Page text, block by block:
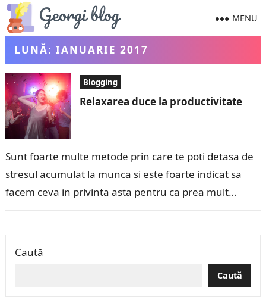
MENU
LUNĂ: IANUARIE 2017
Blogging
Relaxarea duce la productivitate
Sunt foarte multe metode prin care te poti detasa de
stresul acumulat la munca si este foarte indicat sa
facem ceva in privinta asta pentru ca prea mult…
Caută
Caută